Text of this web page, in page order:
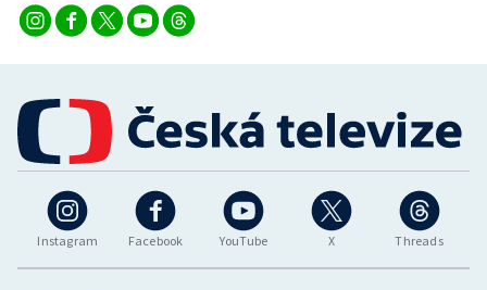
Instagram Facebook YouTube X Threads